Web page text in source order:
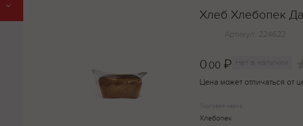
Хлеб Хлебопек
Артикул: 224622
0.00 ₽ Нет в наличии
Цена может отличаться от
Торговая марка
Хлебопек